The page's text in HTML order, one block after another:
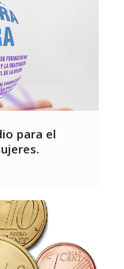
para el